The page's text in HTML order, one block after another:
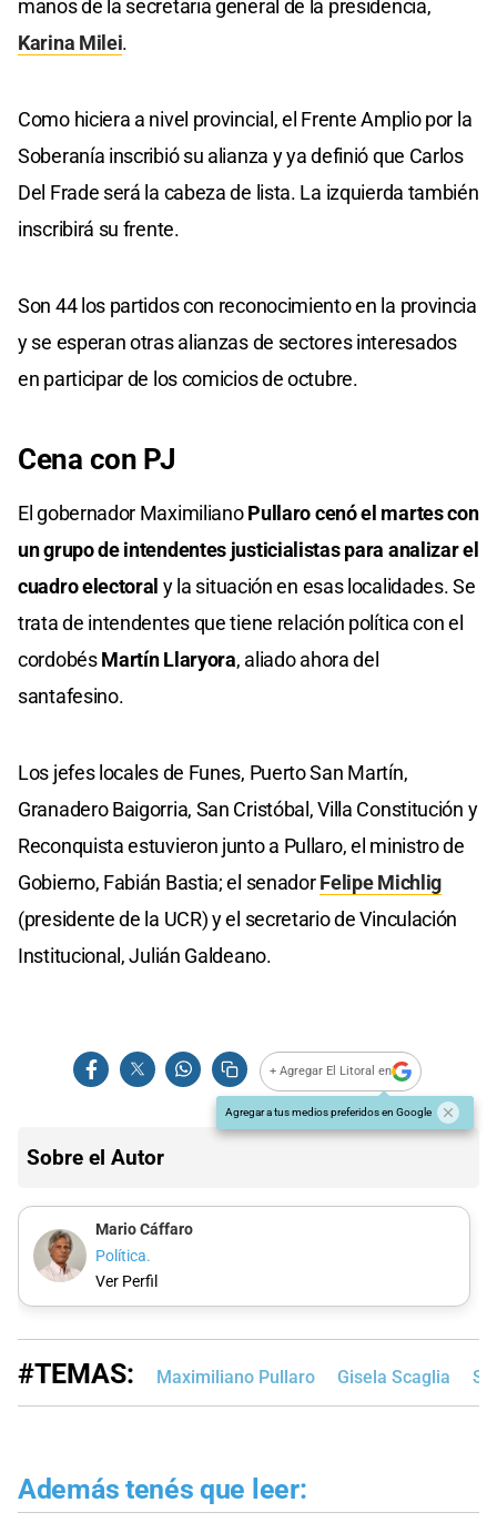
manos de la secretaria general de la presidencia,
Karina Milei.
Como hiciera a nivel provincial, el Frente Amplio por la
Soberanía inscribió su alianza y ya definió que Carlos
Del Frade será la cabeza de lista. La izquierda también
inscribirá su frente.
Son 44 los partidos con reconocimiento en la provincia
y se esperan otras alianzas de sectores interesados
en participar de los comicios de octubre.
Cena con PJ
El gobernador MaximilianoPullaro cenó el martes con
un grupo de intendentes justicialistas para analizar el
cuadro electoral y la situación en esas localidades. Se
trata de intendentes que tiene relación política con el
cordobésMartín Llaryora, aliado ahora del
santafesino.
Los jefes locales de Funes, Puerto San Martín,
Granadero Baigorria, San Cristóbal, Villa Constitución y
Reconquista estuvieron junto a Pullaro, el ministro de
Gobierno, Fabián Bastia; el senadorFelipe Michlig
(presidente de la UCR) y el secretario de Vinculación
Institucional, Julián Galdeano.
+ Agregar El Litoral en
Agregar a tus medios preferidos en Google
Sobre el Autor
Mario Cáffaro
Política.
Ver Perfil
#TEMAS: Maximiliano Pullaro Gisela Scaglia
Además tenés que leer: